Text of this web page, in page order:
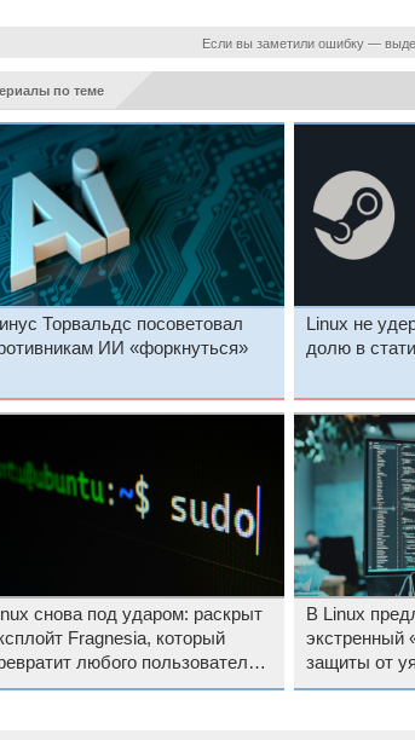
Если вы заметили ошибку —
по теме
Торвальдс посоветовал
ИИ «форкнуться»
Linux не
долю в
снова под ударом: раскрыт
Fragnesia, который
любого пользователя в
В Linux
экстренный
защиты от
и Dirty Frag